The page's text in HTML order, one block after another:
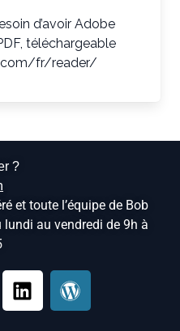
d’avoir Adobe
téléchargeable
fr/reader/
?
et toute l’équipe de Bob
au vendredi de 9h à